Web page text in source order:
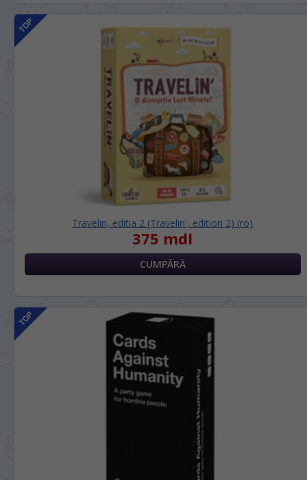
Travelin, editia 2 (Travelin', edition 2) (ro)
375 mdl